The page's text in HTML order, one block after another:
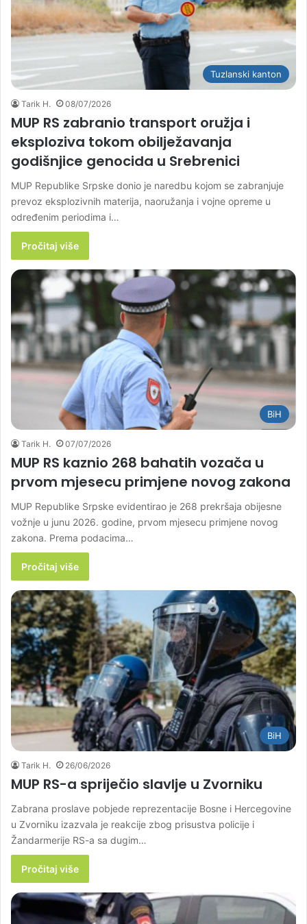
Tuzlanski kanton
Tarik H. 08/07/2026
MUP RS zabranio transport oružja i
eksploziva tokom obilježavanja
godišnjice genocida u Srebrenici
MUP Republike Srpske donio je naredbu kojom se zabranjuje
prevoz eksplozivnih materija, naoružanja i vojne opreme u
određenim periodima i…
Pročitaj više
BiH
Tarik H. 07/07/2026
MUP RS kaznio 268 bahatih vozača u
prvom mjesecu primjene novog zakona
MUP Republike Srpske evidentirao je 268 prekršaja obijesne
vožnje u junu 2026. godine, prvom mjesecu primjene novog
zakona. Prema podacima…
Pročitaj više
BiH
Tarik H. 26/06/2026
MUP RS-a spriječio slavlje u Zvorniku
Zabrana proslave pobjede reprezentacije Bosne i Hercegovine
u Zvorniku izazvala je reakcije zbog prisustva policije i
Žandarmerije RS-a sa dugim…
Pročitaj više